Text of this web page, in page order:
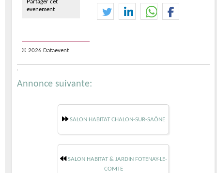
Partager cet
evenement
© 2026 Dataevent
Annonce suivante:
SALON HABITAT CHALON-SUR-SAÔNE
SALON HABITAT & JARDIN FOTENAY-LE-
COMTE